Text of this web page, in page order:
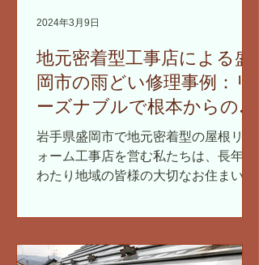
地元密着型工事店による盛
岡市の雨どい修理事例：リ
ーズナブルで根本からの解
決策
岩手県盛岡市で地元密着型の屋根リフ
ォーム工事店を営む私たちは、長年に
わたり地域の皆様の大切なお住まいの
た。特に雨どいの修理は、建物を雨水
め、細心の注意を払って作業を行いま
2024年3月9日